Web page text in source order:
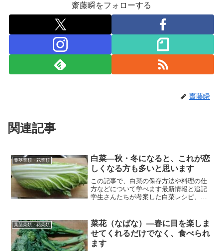
齋藤瞬をフォローする
齋藤瞬
関連記事
葉茎菜類・花菜類
白菜―秋・冬になると、これが恋
しくなる方も多いと思います
この記事で、白菜の保存方法や料理の仕
方などについて学べます最新情報と追記
学生さんたちが考案した白菜レシピ、美
国です。カブとチンゲン菜が交雑して出
来た野菜とされています。...
葉茎菜類・花菜類
菜花（なばな）―春に目を楽しま
せてくれるだけでなく、食べられ
ます